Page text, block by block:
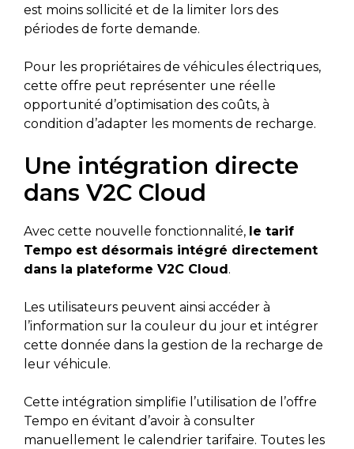
est moins sollicité et de la limiter lors des
périodes de forte demande.
Pour les propriétaires de véhicules électriques,
cette offre peut représenter une réelle
opportunité d’optimisation des coûts, à
condition d’adapter les moments de recharge.
Une intégration directe
dans V2C Cloud
Avec cette nouvelle fonctionnalité, le tarif
Tempo est désormais intégré directement
dans la plateforme V2C Cloud.
Les utilisateurs peuvent ainsi accéder à
l’information sur la couleur du jour et intégrer
cette donnée dans la gestion de la recharge de
leur véhicule.
Cette intégration simplifie l’utilisation de l’offre
Tempo en évitant d’avoir à consulter
manuellement le calendrier tarifaire. Toutes les